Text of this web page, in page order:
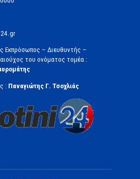
Εκπρόσωπος – Διευθυντής –
του ονόματος τομέα :
: Παναγιώτης Γ. Τσοχλιάς